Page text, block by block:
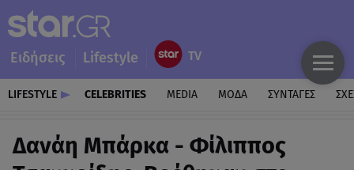
Ειδήσεις Lifestyle
LIFESTYLE CELEBRITIES MEDIA ΜΟΔΑ ΣΥΝΤΑΓΕΣ
Δανάη Μπάρκα - Φίλιππος